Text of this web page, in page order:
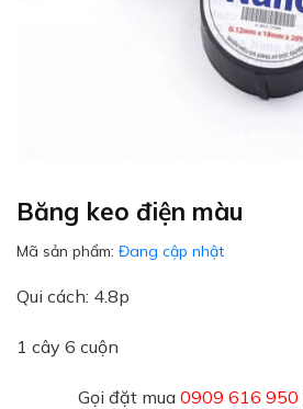
Băng keo điện màu
Mã sản phẩm: Đang cập nhật
Qui cách: 4.8p
1 cây 6 cuộn
Gọi đặt mua 0909 616 950